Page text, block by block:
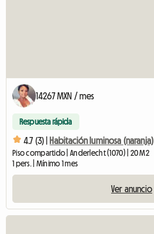
14267 MXN / mes
Respuesta rápida
4.7 (3) | Habitación luminosa (naranja)
Piso compartido | Anderlecht (1070) | 20 M2
1 pers. | Mínimo 1 mes
Ver anuncio